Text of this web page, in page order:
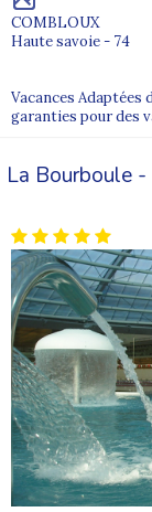
COMBLOUX
Haute savoie - 74
Vacances Adaptées
garanties pour des
La Bourboule